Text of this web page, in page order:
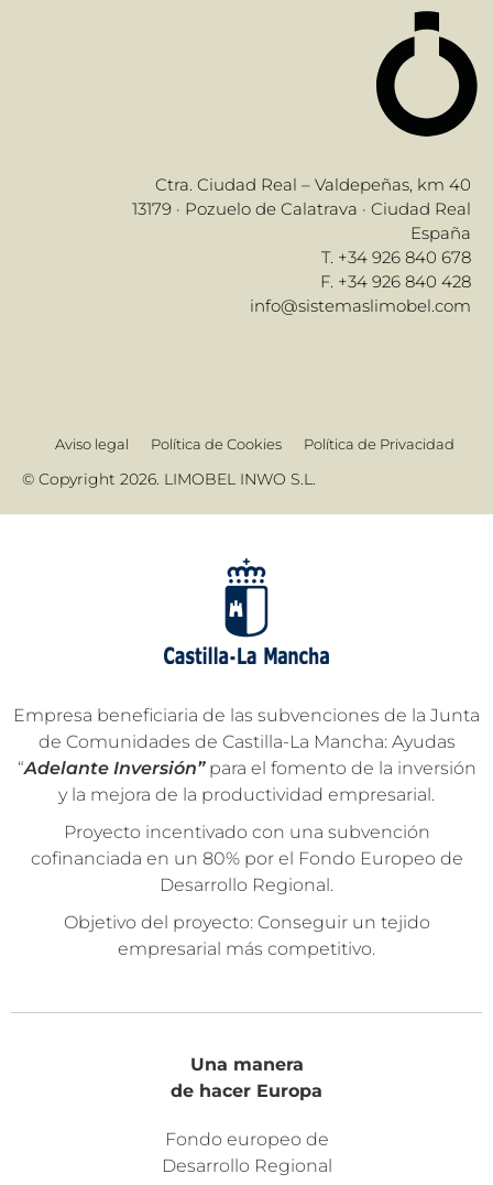
Ctra. Ciudad Real – Valdepeñas, km 40
13179 · Pozuelo de Calatrava · Ciudad Real
España
T. +34 926 840 678
F. +34 926 840 428
info@sistemaslimobel.com
Aviso legal Política de Cookies Política de Privacidad
© Copyright 2026. LIMOBEL INWO S.L.
Empresa beneficiaria de las subvenciones de la Junta
de Comunidades de Castilla-La Mancha: Ayudas
“Adelante Inversión”para el fomento de la inversión
y la mejora de la productividad empresarial.
Proyecto incentivado con una subvención
cofinanciada en un 80% por el Fondo Europeo de
Desarrollo Regional.
Objetivo del proyecto: Conseguir un tejido
empresarial más competitivo.
Una manera
de hacer Europa
Fondo europeo de
Desarrollo Regional